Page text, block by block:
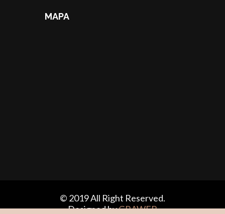
MAPA
© 2019 All Right Reserved.
Designed byGRAWEB